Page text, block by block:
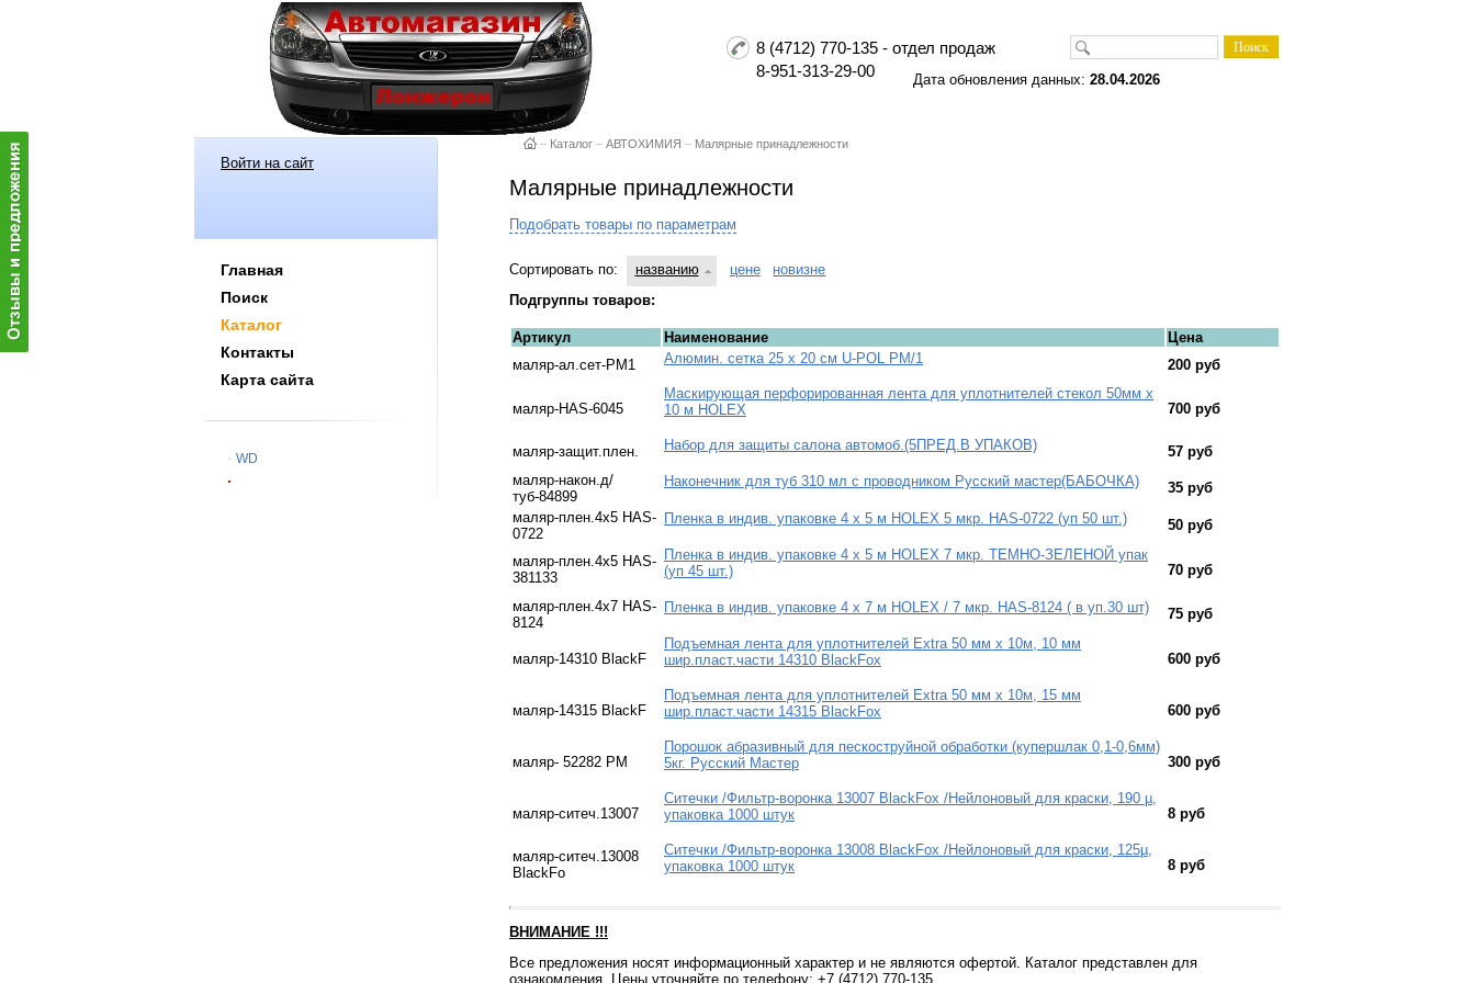
8 (4712) 770-135 - отдел продаж
8-951-313-29-00
Дата обновления данных: 28.04.2026
Войти на сайт
Главная
Поиск
Каталог
Контакты
Карта сайта
WD
– Каталог – АВТОХИМИЯ – Малярные принадлежности
Малярные принадлежности
Подобрать товары по параметрам
Сортировать по: названию цене
новизне
Подгруппы товаров:
Артикул Наименование
Цена
маляр-ал.сет-PM1
Алюмин. сетка 25 х 20 см U-POL PM/1 200 руб
маляр-HAS-6045
Маскирующая перфорированная лента для уплотнителей стекол 50мм х
10 м HOLEX
700 руб
маляр-защит.плен. Набор для защиты салона автомоб.(5ПРЕД.В УПАКОВ)
57 руб
маляр-након.д/
туб-84899
Наконечник для туб 310 мл с проводником Русский мастер(БАБОЧКА)
35 руб
маляр-плен.4х5 HAS-
0722
Пленка в индив. упаковке 4 х 5 м HOLEX 5 мкр. HAS-0722 (уп 50 шт.) 50 руб
маляр-плен.4х5 HAS-
381133
Пленка в индив. упаковке 4 х 5 м HOLEX 7 мкр. ТЕМНО-ЗЕЛЕНОЙ упак
(уп 45 шт.)
70 руб
маляр-плен.4х7 HAS-
8124
Пленка в индив. упаковке 4 х 7 м HOLEX / 7 мкр. HAS-8124 ( в уп.30 шт) 75 руб
маляр-14310 BlackF
Подъемная лента для уплотнителей Extra 50 мм х 10м, 10 мм
шир.пласт.части 14310 BlackFox
600 руб
маляр-14315 BlackF
Подъемная лента для уплотнителей Extra 50 мм х 10м, 15 мм
шир.пласт.части 14315 BlackFox
600 руб
маляр- 52282 РМ
Порошок абразивный для пескоструйной обработки (купершлак 0,1-0,6мм)
5кг. Русский Мастер
300 руб
маляр-ситеч.13007
Ситечки /Фильтр-воронка 13007 BlackFox /Нейлоновый для краски, 190 µ,
упаковка 1000 штук
8 руб
маляр-ситеч.13008
BlackFo
Ситечки /Фильтр-воронка 13008 BlackFox /Нейлоновый для краски, 125µ,
упаковка 1000 штук
8 руб
ВНИМАНИЕ !!!
Все предложения носят информационный характер и не являются офертой. Каталог представлен для
ознакомления. Цены уточняйте по телефону: +7 (4712) 770-135